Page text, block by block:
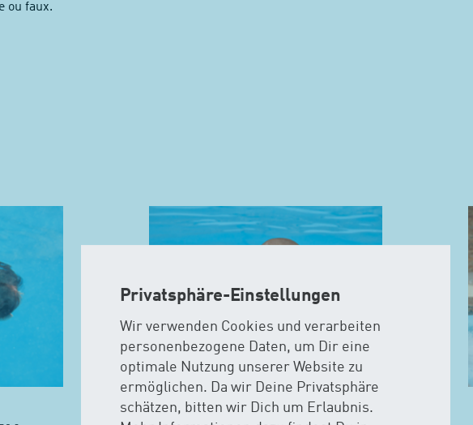
Privatsphäre-Einstellungen
Wir verwenden Cookies und verarbeiten
personenbezogene Daten, um Dir eine
optimale Nutzung unserer Website zu
ermöglichen. Da wir Deine Privatsphäre
schätzen, bitten wir Dich um Erlaubnis.
ou faux.
MAXIS